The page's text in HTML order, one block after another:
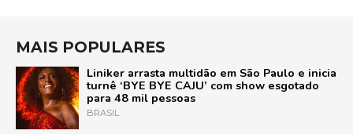
MAIS POPULARES
Liniker arrasta multidão em São Paulo e inicia
turnê ‘BYE BYE CAJU’ com show esgotado
para 48 mil pessoas
BRASIL